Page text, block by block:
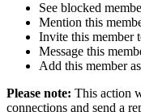
See blocked
Mention this
Invite this member
Message this
Add this member
Please note: This action
connections and send a